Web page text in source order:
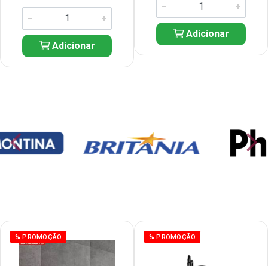
Adicionar
Adicionar
% PROMOÇÃO % PROMOÇÃO